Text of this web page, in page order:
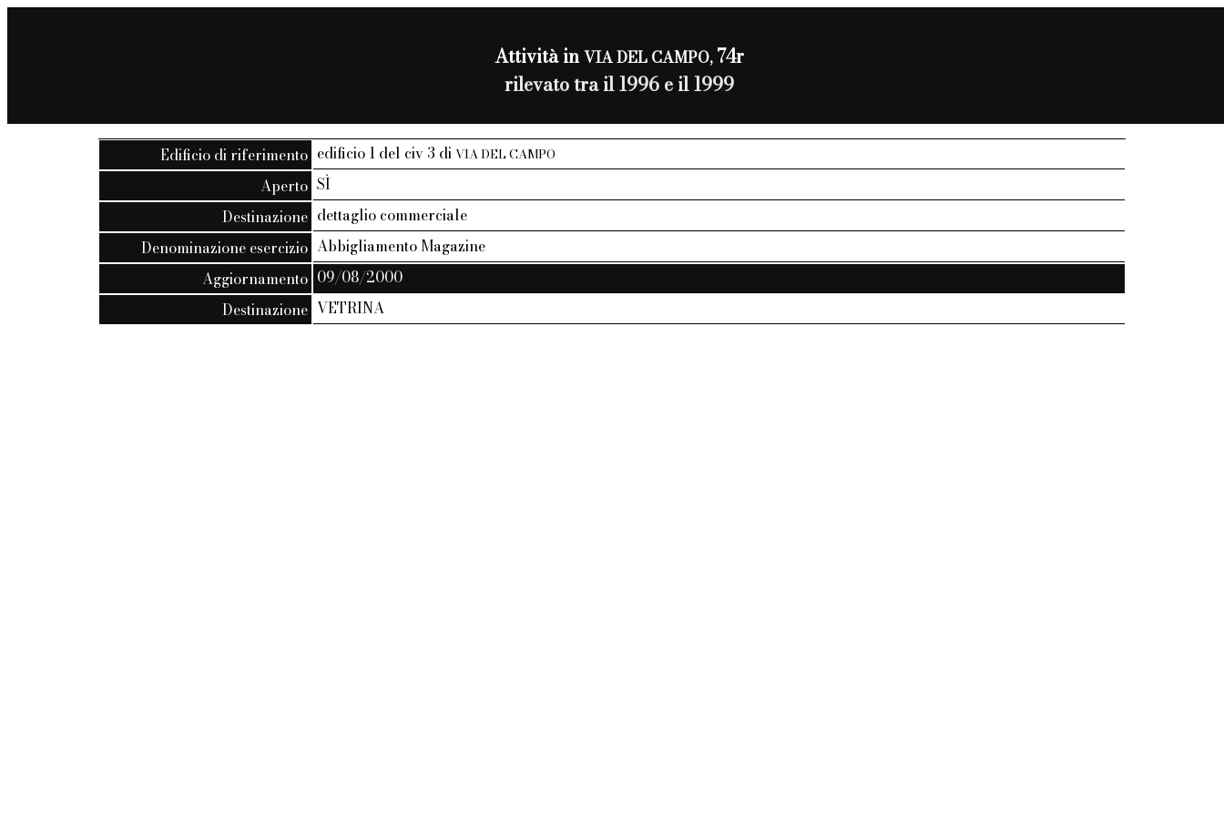
Attività inVIA DEL CAMPO,74r
rilevato tra il 1996 e il 1999
Edificio di riferimento edificio 1 del civ 3 diVIA DEL CAMPO
Aperto SÌ
Destinazione dettaglio commerciale
Denominazione esercizio Abbigliamento Magazine
Aggiornamento 09/08/2000
Destinazione VETRINA